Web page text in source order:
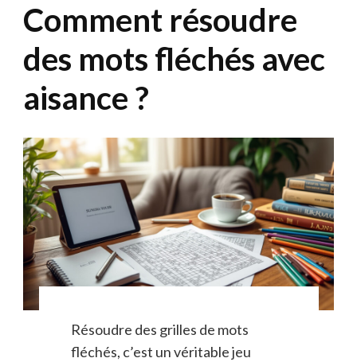
Comment résoudre
des mots fléchés avec
aisance ?
Résoudre des grilles de mots
fléchés, c’est un véritable jeu